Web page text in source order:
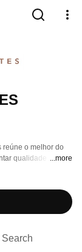
reúne o melhor do
qualidade
enquanto
acabamento
...more
Search